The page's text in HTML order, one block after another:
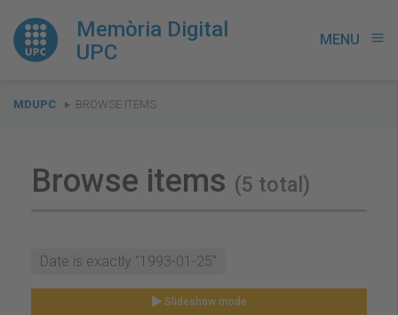
Memòria Digital
UPC
MENU menu
You
MDUPC BROWSE ITEMS
Browse items (5 total)
Date is exactly "1993-01-25"
Slideshow mode